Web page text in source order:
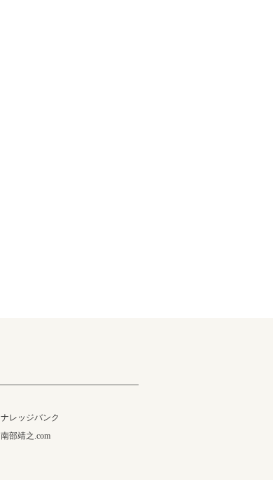
ナレッジバンク
南部靖之.com